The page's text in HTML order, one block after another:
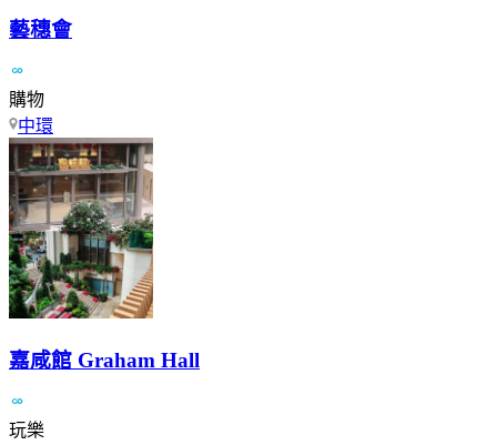
藝穗會
購物
中環
嘉咸館 Graham Hall
玩樂